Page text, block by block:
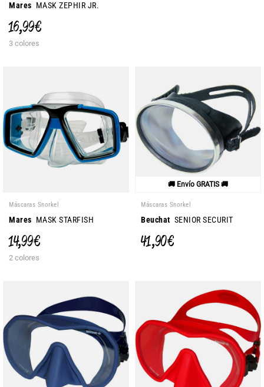
Mares MASK ZEPHIR JR.
16,99 €
3 colores
Máscaras Snorkel
Mares MASK STARFISH
14,99 €
2 colores
🚚 Envío GRATIS 🚚
Máscaras Snorkel
Beuchat SENIOR SECURIT
41,90 €